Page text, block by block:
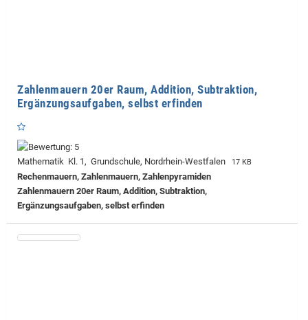
Zahlenmauern 20er Raum, Addition, Subtraktion,
Ergänzungsaufgaben, selbst erfinden
Mathematik Kl. 1, Grundschule, Nordrhein-Westfalen 17 KB
Rechenmauern, Zahlenmauern, Zahlenpyramiden
Zahlenmauern 20er Raum, Addition, Subtraktion,
Ergänzungsaufgaben, selbst erfinden